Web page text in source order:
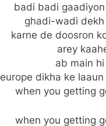
badi badi
ghadi-wadi
karne de doosron
arey
ab main
europe dikha ke
when you getting
when you getting